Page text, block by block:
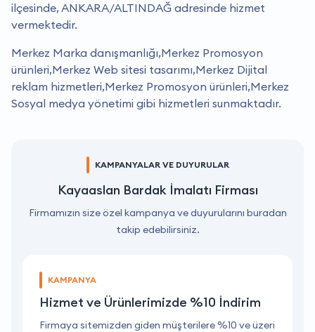
ilçesinde, ANKARA/ALTINDAĞ adresinde hizmet
vermektedir.
Merkez Marka danışmanlığı,Merkez Promosyon
ürünleri,Merkez Web sitesi tasarımı,Merkez Dijital
reklam hizmetleri,Merkez Promosyon ürünleri,Merkez
Sosyal medya yönetimi gibi hizmetleri sunmaktadır.
KAMPANYALAR VE DUYURULAR
Kayaaslan Bardak İmalatı Firması
Firmamızın size özel kampanya ve duyurularını buradan
takip edebilirsiniz.
KAMPANYA
Hizmet ve Ürünlerimizde %10 İndirim
Firmaya sitemizden giden müşterilere %10 ve üzeri